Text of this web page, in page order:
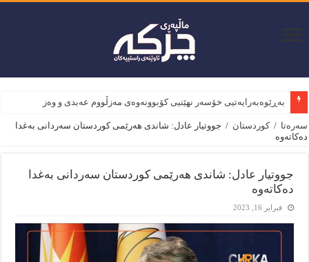
بەڕێوەبەرایەتیی خۆسەر نهێنیی کۆبوونەوەی مەزڵووم عەبدی و وەزیری بەر
سەرەتا / کوردستان / جووتیار عادل: شاندی هه‌رێمی كوردستان سه‌ردانی به‌غدا
ده‌كاته‌وه‌
جووتیار عادل: شاندی هه‌رێمی كوردستان سه‌ردانی به‌غدا
ده‌كاته‌وه‌
فبراير 16, 2023